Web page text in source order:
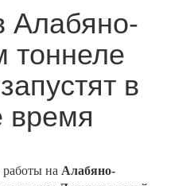
Алабяно-
тоннеле
в
на Алабяно-